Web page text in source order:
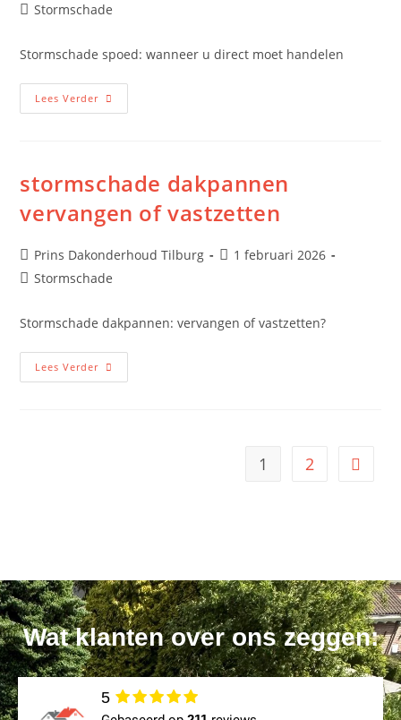
Stormschade
Stormschade spoed: wanneer u direct moet handelen
Lees Verder
stormschade dakpannen
vervangen of vastzetten
Prins Dakonderhoud Tilburg
1 februari 2026
Stormschade
Stormschade dakpannen: vervangen of vastzetten?
Lees Verder
1 2
Wat klanten over ons zeggen:
5